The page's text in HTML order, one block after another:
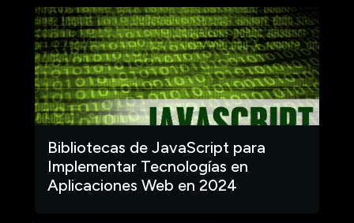
Bibliotecas de JavaScript para
Implementar Tecnologías en
Aplicaciones Web en 2024